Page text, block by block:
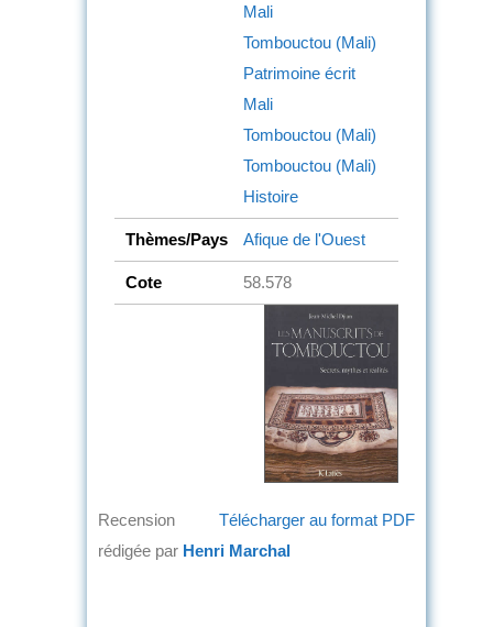
Mali
Tombouctou (Mali)
Patrimoine écrit
Mali
Tombouctou (Mali)
Tombouctou (Mali)
Histoire
Thèmes/Pays Afique de l'Ouest
Cote 58.578
Télécharger au format PDF
Recension
rédigée par Henri Marchal